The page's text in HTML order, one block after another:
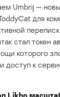
Umbrij —
для
стал токен
которого
доступ к